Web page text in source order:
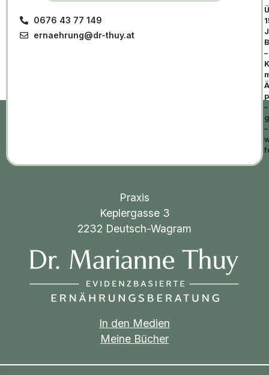
0676 43 77 149
ernaehrung@dr-thuy.at
–
–
–
Praxis
Keplergasse 3
2232 Deutsch-Wagram
In den Medien
Meine Bücher